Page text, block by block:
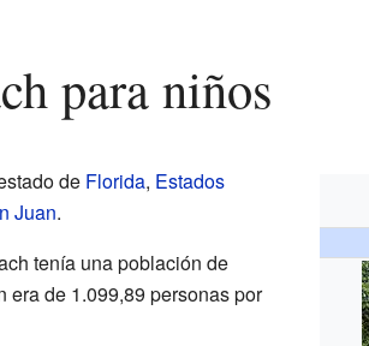
para niños
de Florida, Estados
Juan.
tenía una población de
de 1.099,89 personas por